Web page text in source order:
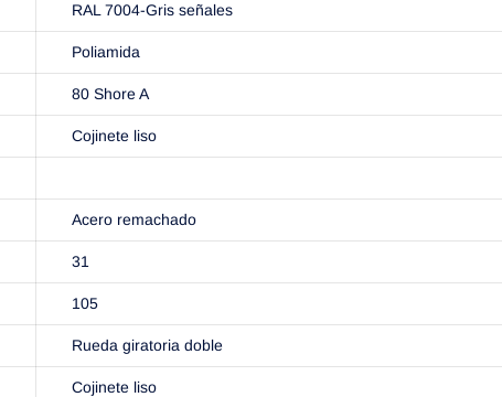
RAL 7004-Gris señales
Poliamida
80 Shore A
Cojinete liso
Acero remachado
31
105
Rueda giratoria doble
Cojinete liso